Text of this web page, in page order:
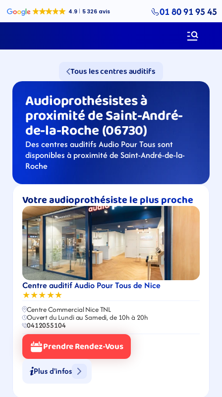
01 80 91 95 45
Tous les centres auditifs
Audioprothésistes à
proximité de Saint-André-
de-la-Roche (06730)
Des centres auditifs Audio Pour Tous sont
disponibles à proximité de Saint-André-de-la-
Roche
Votre audioprothésiste le plus proche
Centre auditif Audio Pour Tous de Nice
★★★★★
Centre Commercial Nice TNL
Ouvert du Lundi au Samedi, de 10h à 20h
0412055104
Prendre Rendez-Vous
Plus d'infos